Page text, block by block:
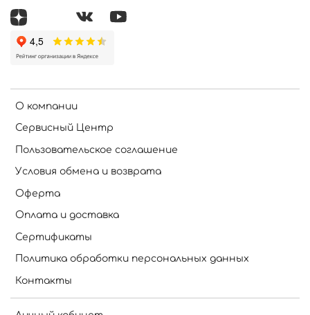
О компании
Сервисный Центр
Пользовательское соглашение
Условия обмена и возврата
Оферта
Оплата и доставка
Сертификаты
Политика обработки персональных данных
Контакты